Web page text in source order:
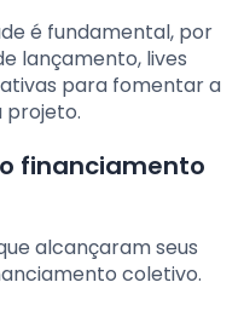
é fundamental, por
lançamento, lives
para fomentar a
projeto.
financiamento
alcançaram seus
coletivo.